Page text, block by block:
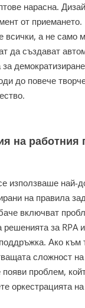
нарасна.
от приемането.
всички, а не само
да създават
до повече
на работния
използваше най-
на правила
включват
за RPA
Ако към
сложност
проблем,
оркестрацията